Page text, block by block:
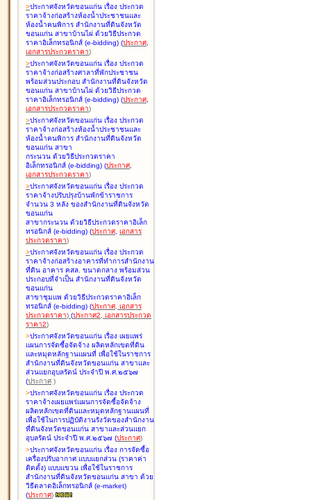
>ประกาศจังหวัดขอนแก่น เรื่อง ประกวด
ราคาจ้างก่อสร้างห้องน้ำประชาชนและ
ห้องน้ำคนพิการ สำนักงานที่ดินจังหวัด
ขอนแก่น สาขาบ้านไผ่ ด้วยวิธีประกวด
ราคาอิเล็กทรอนิกส์ (e-bidding) (ประกาศ,
เอกสารประกวดราคา)
>ประกาศจังหวัดขอนแก่น เรื่อง ประกวด
ราคาจ้างก่อสร้างศาลาที่พักประชาชน
พร้อมส่วนประกอบ สำนักงานที่ดินจังหวัด
ขอนแก่น สาขาบ้านไผ่ ด้วยวิธีประกวด
ราคาอิเล็กทรอนิกส์ (e-bidding) (ประกาศ,
เอกสารประกวดราคา)
>ประกาศจังหวัดขอนแก่น เรื่อง ประกวด
ราคาจ้างก่อสร้างห้องน้ำประชาชนและ
ห้องน้ำคนพิการ สำนักงานที่ดินจังหวัด
ขอนแก่น สาขา
กระนวน ด้วยวิธีประกวดราคา
อิเล็กทรอนิกส์ (e-bidding) (ประกาศ,
เอกสารประกวดราคา)
>ประกาศจังหวัดขอนแก่น เรื่อง ประกวด
ราคาจ้างปรับปรุงบ้านพักข้าราชการ
จำนวน 3 หลัง ของสำนักงานที่ดินจังหวัด
ขอนแก่น
สาขากระนวน ด้วยวิธีประกวดราคาอิเล็ก
ทรอนิกส์ (e-bidding) (ประกาศ, เอกสาร
ประกวดราคา)
>ประกาศจังหวัดขอนแก่น เรื่อง ประกวด
ราคาจ้างก่อสร้างอาคารที่ทำการสำนักงาน
ที่ดิน อาคาร คสล. ขนาดกลาง พร้อมส่วน
ประกอบที่จำเป็น สำนักงานที่ดินจังหวัด
ขอนแก่น
สาขาชุมแพ ด้วยวิธีประกวดราคาอิเล็ก
ทรอนิกส์ (e-bidding) (ประกาศ, เอกสาร
ประกวดราคา) (ประกาศ2, เอกสารประกวด
ราคา2)
>ประกาศจังหวัดขอนแก่น เรื่อง เผยแพร่
แผนการจัดซื้อจัดจ้าง ผลิตหลักเขตที่ดิน
และหมุดหลักฐานแผนที่ เพื่อใช้ในราชการ
สำนักงานที่ดินจังหวัดขอนแก่น สาขาและ
ส่วนแยกอุบลรัตน์ ประจำปี พ.ศ.๒๕๖๗
(ประกาศ )
>ประกาศจังหวัดขอนแก่น เรื่อง ประกวด
ราคาจ้างเผยแพร่แผนการจัดซื้อจัดจ้าง
ผลิตหลักเขตที่ดินและหมุดหลักฐานแผนที่
เพื่อใช้ในการปฏิบัติงานรังวัดของสำนักงาน
ที่ดินจังหวัดขอนแก่น สาขาและส่วนแยก
อุบลรัตน์ ประจำปี พ.ศ.๒๕๖๗ (ประกาศ)
>ประกาศจังหวัดขอนแก่น เรื่อง การจัดซื้อ
เครื่องปรับอากาศ แบบแยกส่วน (ราคาค่า
ติดตั้ง) แบบแขวน เพื่อใช้ในราชการ
สำนักงานที่ดินจังหวัดขอนแก่น สาขา ด้วย
วิธีตลาดอิเล็กทรอนิกส์ (e-market)
(ประกาศ)